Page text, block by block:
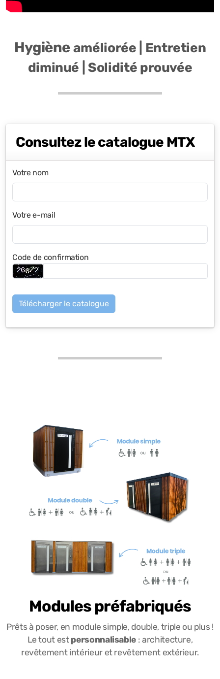
Hygièneaméliorée | Entretien
diminué | Solidité prouvée
Consultez le catalogue MTX
Votre nom
Votre e-mail
Code de confirmation
Télécharger le catalogue
Modules préfabriqués
Prêts à poser, en module simple, double, triple ou plus !
Le tout est personnalisable : architecture,
revêtement intérieur et revêtement extérieur.